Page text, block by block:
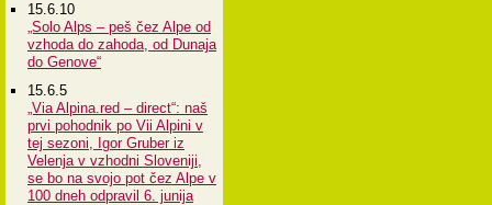
15.6.10
„Solo Alps – peš čez Alpe od
vzhoda do zahoda, od Dunaja
do Genove“
15.6.5
„Via Alpina.red – direct“: naš
prvi pohodnik po Vii Alpini v
tej sezoni, Igor Gruber iz
Velenja v vzhodni Sloveniji,
se bo na svojo pot čez Alpe v
100 dneh odpravil 6. junija